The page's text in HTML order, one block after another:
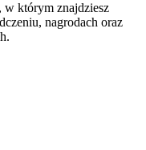
w którym znajdziesz
nagrodach oraz